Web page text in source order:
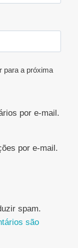
para a próxima
por e-mail.
por e-mail.
spam.
são